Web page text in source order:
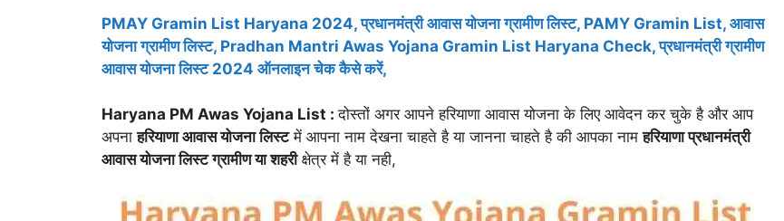
PMAY Gramin List Haryana 2024, प्रधानमंत्री आवास योजना ग्रामीण लिस्ट, PAMY Gramin List, आवास
योजना ग्रामीण लिस्ट, Pradhan Mantri Awas Yojana Gramin List Haryana Check, प्रधानमंत्री ग्रामीण
आवास योजना लिस्ट 2024 ऑनलाइन चेक कैसे करें,
Haryana PM Awas Yojana List :दोस्तों अगर आपने हरियाणा आवास योजना के लिए आवेदन कर चुके है और आप
अपनाहरियाणा आवास योजना लिस्टमें आपना नाम देखना चाहते है या जानना चाहते है की आपका नामहरियाणा प्रधानमंत्री
आवास योजना लिस्ट ग्रामीण या शहरीक्षेत्र में है या नही,